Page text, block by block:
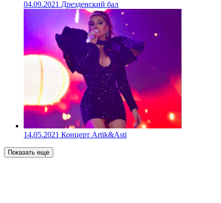
04.09.2021 Дрезденский бал
14.05.2021 Концерт Artik&Asti
Показать еще